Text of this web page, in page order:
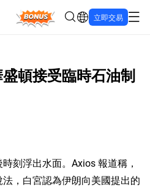
Bonus 立即交易
頓接受臨時石油制
刻浮出水面。Axios 報道稱，
，白宮認為伊朗向美國提出的